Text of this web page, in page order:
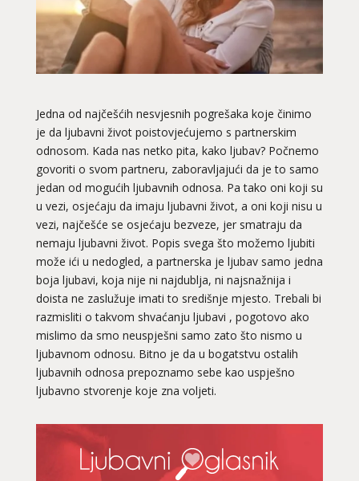
Jedna od najčešćih nesvjesnih pogrešaka koje činimo
je da ljubavni život poistovjećujemo s partnerskim
odnosom. Kada nas netko pita, kako ljubav? Počnemo
govoriti o svom partneru, zaboravljajući da je to samo
jedan od mogućih ljubavnih odnosa. Pa tako oni koji su
u vezi, osjećaju da imaju ljubavni život, a oni koji nisu u
vezi, najčešće se osjećaju bezveze, jer smatraju da
nemaju ljubavni život. Popis svega što možemo ljubiti
može ići u nedogled, a partnerska je ljubav samo jedna
boja ljubavi, koja nije ni najdublja, ni najsnažnija i
doista ne zaslužuje imati to središnje mjesto. Trebali bi
razmisliti o takvom shvaćanju ljubavi , pogotovo ako
mislimo da smo neuspješni samo zato što nismo u
ljubavnom odnosu. Bitno je da u bogatstvu ostalih
ljubavnih odnosa prepoznamo sebe kao uspješno
ljubavno stvorenje koje zna voljeti.
LUCIJA
/ Kod #136
TEHNIKE: spajanje partnera
Broj tel: 064/600-600